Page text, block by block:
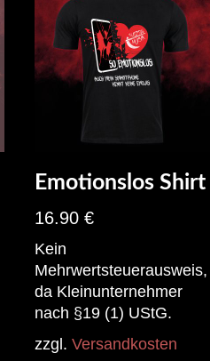
Emotionslos Shirt
16.90€
Kein
Mehrwertsteuerausweis,
da Kleinunternehmer
nach §19 (1) UStG.
zzgl.Versandkosten